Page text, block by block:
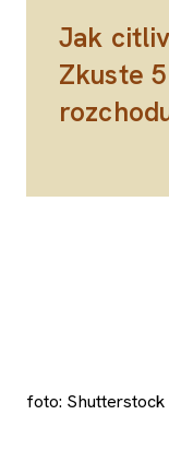
Jak
Zkuste
foto: Shutterstock